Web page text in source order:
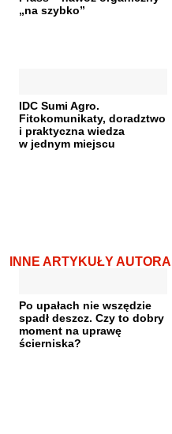
„na szybko”
IDC Sumi Agro.
Fitokomunikaty, doradztwo
i praktyczna wiedza
w jednym miejscu
INNE ARTYKUŁY AUTORA
Po upałach nie wszędzie
spadł deszcz. Czy to dobry
moment na uprawę
ścierniska?